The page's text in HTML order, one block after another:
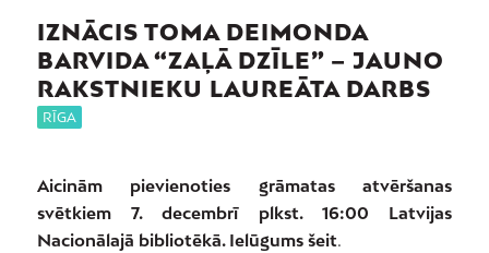
IZNĀCIS TOMA DEIMONDA
BARVIDA “ZAĻĀ DZĪLE” – JAUNO
RAKSTNIEKU LAUREĀTA DARBS
RĪGA
Aicinām pievienoties grāmatas atvēršanas
svētkiem 7. decembrī plkst. 16:00 Latvijas
Nacionālajā bibliotēkā. Ielūgums šeit.